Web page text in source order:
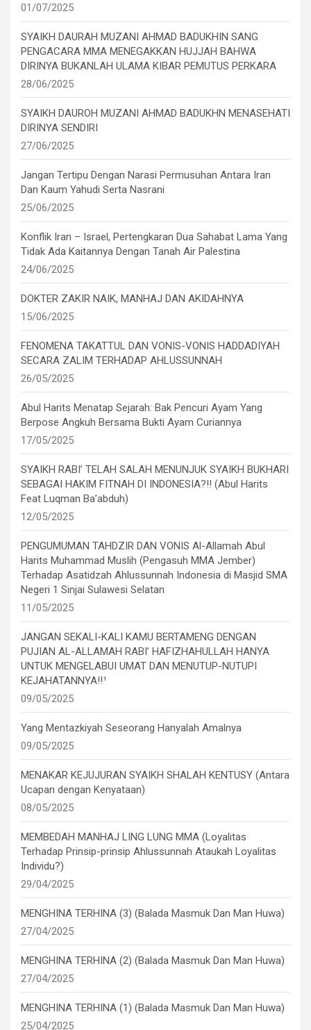
01/07/2025
SYAIKH DAURAH MUZANI AHMAD BADUKHIN SANG
PENGACARA MMA MENEGAKKAN HUJJAH BAHWA
DIRINYA BUKANLAH ULAMA KIBAR PEMUTUS PERKARA
28/06/2025
SYAIKH DAUROH MUZANI AHMAD BADUKHN MENASEHATI
DIRINYA SENDIRI
27/06/2025
Jangan Tertipu Dengan Narasi Permusuhan Antara Iran
Dan Kaum Yahudi Serta Nasrani
25/06/2025
Konflik Iran – Israel, Pertengkaran Dua Sahabat Lama Yang
Tidak Ada Kaitannya Dengan Tanah Air Palestina
24/06/2025
DOKTER ZAKIR NAIK, MANHAJ DAN AKIDAHNYA
15/06/2025
FENOMENA TAKATTUL DAN VONIS-VONIS HADDADIYAH
SECARA ZALIM TERHADAP AHLUSSUNNAH
26/05/2025
Abul Harits Menatap Sejarah: Bak Pencuri Ayam Yang
Berpose Angkuh Bersama Bukti Ayam Curiannya
17/05/2025
SYAIKH RABI’ TELAH SALAH MENUNJUK SYAIKH BUKHARI
SEBAGAI HAKIM FITNAH DI INDONESIA?!! (Abul Harits
Feat Luqman Ba’abduh)
12/05/2025
PENGUMUMAN TAHDZIR DAN VONIS Al-Allamah Abul
Harits Muhammad Muslih (Pengasuh MMA Jember)
Terhadap Asatidzah Ahlussunnah Indonesia di Masjid SMA
Negeri 1 Sinjai Sulawesi Selatan
11/05/2025
JANGAN SEKALI-KALI KAMU BERTAMENG DENGAN
PUJIAN AL-ALLAMAH RABI’ HAFIZHAHULLAH HANYA
UNTUK MENGELABUI UMAT DAN MENUTUP-NUTUPI
KEJAHATANNYA!!¹
09/05/2025
Yang Mentazkiyah Seseorang Hanyalah Amalnya
09/05/2025
MENAKAR KEJUJURAN SYAIKH SHALAH KENTUSY (Antara
Ucapan dengan Kenyataan)
08/05/2025
MEMBEDAH MANHAJ LING LUNG MMA (Loyalitas
Terhadap Prinsip-prinsip Ahlussunnah Ataukah Loyalitas
Individu?)
29/04/2025
MENGHINA TERHINA (3) (Balada Masmuk Dan Man Huwa)
27/04/2025
MENGHINA TERHINA (2) (Balada Masmuk Dan Man Huwa)
27/04/2025
MENGHINA TERHINA (1) (Balada Masmuk Dan Man Huwa)
25/04/2025